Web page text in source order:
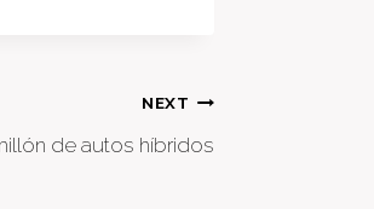
NEXT
de autos híbridos